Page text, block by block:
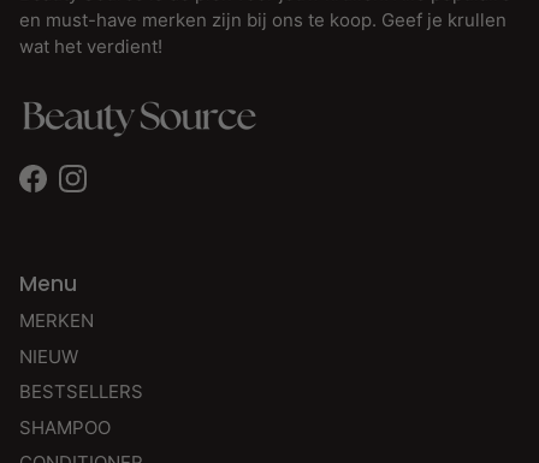
en must-have merken zijn bij ons te koop. Geef je krullen
wat het verdient!
FacebookInstagram
Menu
MERKEN
NIEUW
BESTSELLERS
SHAMPOO